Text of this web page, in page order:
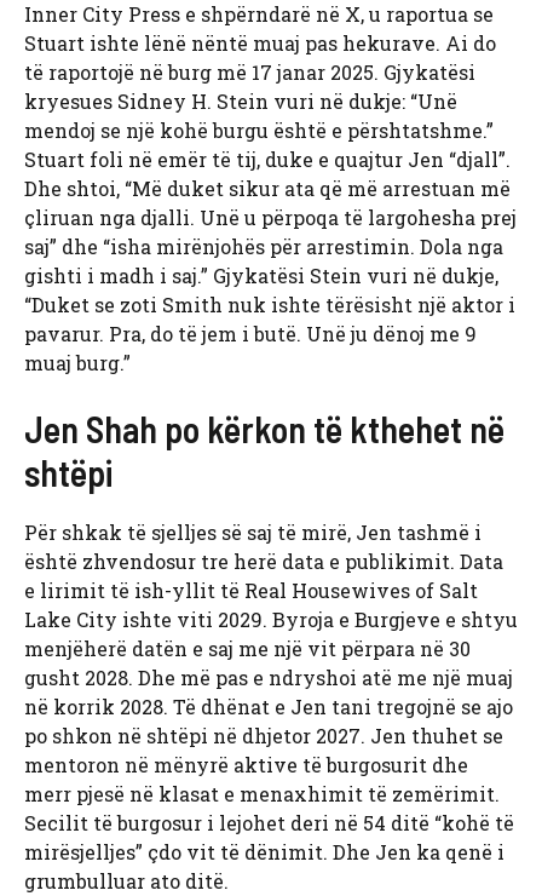
Inner City Press e shpërndarë në X, u raportua se
Stuart ishte lënë nëntë muaj pas hekurave. Ai do
të raportojë në burg më 17 janar 2025. Gjykatësi
kryesues Sidney H. Stein vuri në dukje: “Unë
mendoj se një kohë burgu është e përshtatshme.”
Stuart foli në emër të tij, duke e quajtur Jen “djall”.
Dhe shtoi, “Më duket sikur ata që më arrestuan më
çliruan nga djalli. Unë u përpoqa të largohesha prej
saj” dhe “isha mirënjohës për arrestimin. Dola nga
gishti i madh i saj.” Gjykatësi Stein vuri në dukje,
“Duket se zoti Smith nuk ishte tërësisht një aktor i
pavarur. Pra, do të jem i butë. Unë ju dënoj me 9
muaj burg.”
Jen Shah po kërkon të kthehet në
shtëpi
Për shkak të sjelljes së saj të mirë, Jen tashmë i
është zhvendosur tre herë data e publikimit. Data
e lirimit të ish-yllit të Real Housewives of Salt
Lake City ishte viti 2029. Byroja e Burgjeve e shtyu
menjëherë datën e saj me një vit përpara në 30
gusht 2028. Dhe më pas e ndryshoi atë me një muaj
në korrik 2028. Të dhënat e Jen tani tregojnë se ajo
po shkon në shtëpi në dhjetor 2027. Jen thuhet se
mentoron në mënyrë aktive të burgosurit dhe
merr pjesë në klasat e menaxhimit të zemërimit.
Secilit të burgosur i lejohet deri në 54 ditë “kohë të
mirësjelljes” çdo vit të dënimit. Dhe Jen ka qenë i
grumbulluar ato ditë.